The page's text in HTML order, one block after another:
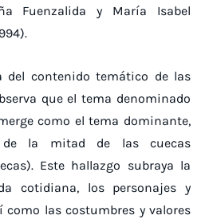
Fuenzalida y María Isabel
del contenido temático de las
que el tema denominado
como el tema dominante,
de la mitad de las cuecas
Este hallazgo subraya la
cotidiana, los personajes y
como las costumbres y valores